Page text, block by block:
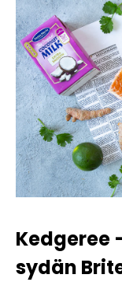
Kedgeree
sydän